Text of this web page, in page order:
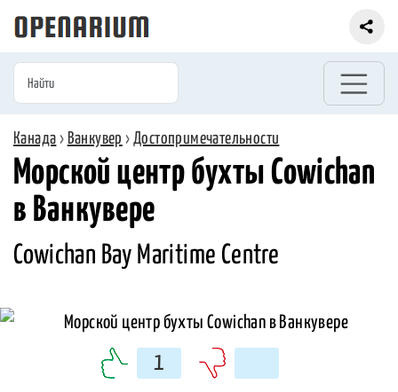
Канада › Ванкувер ›Достопримечательности
Морской центр бухты Cowichan
в Ванкувере
Cowichan Bay Maritime Centre
1